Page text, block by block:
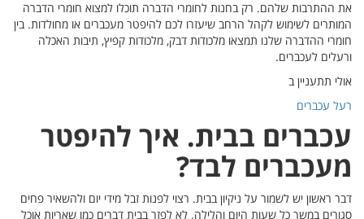
הדברה
בין
פחים
אוכל